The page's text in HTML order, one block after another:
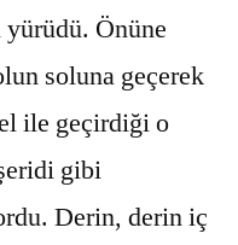
Önüne
soluna geçerek
ile geçirdiği o
gibi
Derin, derin iç